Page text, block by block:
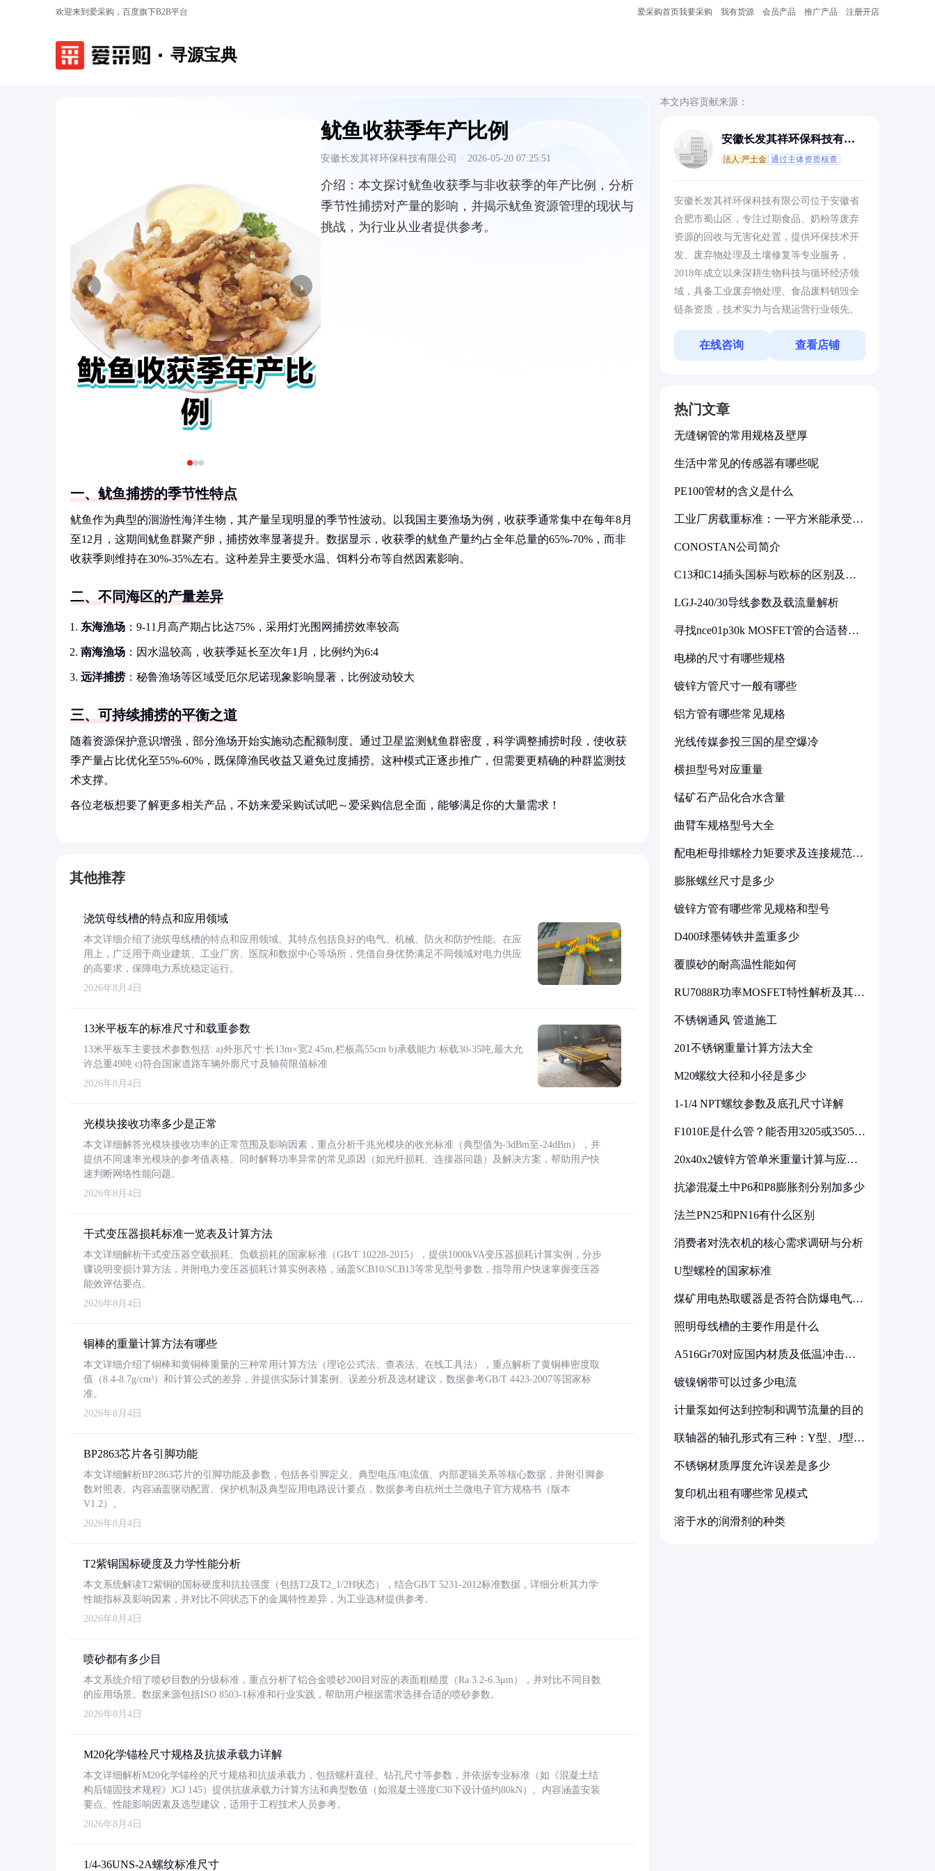
欢迎来到爱采购，百度旗下B2B平台 爱采购首页我要采购 我有货源 会员产品 推广产品 注册开店
寻源宝典
‹ ›
鱿鱼收获季年产比例
安徽长发其祥环保科技有限公司 · 2026-05-20 07:25:51
介绍： 本文探讨鱿鱼收获季与非收获季的年产比例，分析
季节性捕捞对产量的影响，并揭示鱿鱼资源管理的现状与
挑战，为行业从业者提供参考。
一、鱿鱼捕捞的季节性特点
鱿鱼作为典型的洄游性海洋生物，其产量呈现明显的季节性波动。以我国主要渔场为例，收获季通常集中在每年8月
至12月，这期间鱿鱼群聚产卵，捕捞效率显著提升。数据显示，收获季的鱿鱼产量约占全年总量的65%-70%，而非
收获季则维持在30%-35%左右。这种差异主要受水温、饵料分布等自然因素影响。
二、不同海区的产量差异
东海渔场 ：9-11月高产期占比达75%，采用灯光围网捕捞效率较高
南海渔场 ：因水温较高，收获季延长至次年1月，比例约为6:4
远洋捕捞 ：秘鲁渔场等区域受厄尔尼诺现象影响显著，比例波动较大
三、可持续捕捞的平衡之道
随着资源保护意识增强，部分渔场开始实施动态配额制度。通过卫星监测鱿鱼群密度，科学调整捕捞时段，使收获
季产量占比优化至55%-60%，既保障渔民收益又避免过度捕捞。这种模式正逐步推广，但需要更精确的种群监测技
术支撑。
各位老板想要了解更多相关产品，不妨来爱采购试试吧～爱采购信息全面，能够满足你的大量需求！
其他推荐
浇筑母线槽的特点和应用领域
本文详细介绍了浇筑母线槽的特点和应用领域。其特点包括良好的电气、机械、防火和防护性能。在应
用上，广泛用于商业建筑、工业厂房、医院和数据中心等场所，凭借自身优势满足不同领域对电力供应
的高要求，保障电力系统稳定运行。
2026年8月4日
13米平板车的标准尺寸和载重参数
13米平板车主要技术参数包括: a)外形尺寸:长13m×宽2.45m,栏板高55cm b)承载能力:标载30-35吨,最大允
许总重49吨 c)符合国家道路车辆外廓尺寸及轴荷限值标准
2026年8月4日
光模块接收功率多少是正常
本文详细解答光模块接收功率的正常范围及影响因素，重点分析千兆光模块的收光标准（典型值为-3dBm至-24dBm），并
提供不同速率光模块的参考值表格。同时解释功率异常的常见原因（如光纤损耗、连接器问题）及解决方案，帮助用户快
速判断网络性能问题。
2026年8月4日
干式变压器损耗标准一览表及计算方法
本文详细解析干式变压器空载损耗、负载损耗的国家标准（GB/T 10228-2015），提供1000kVA变压器损耗计算实例，分步
骤说明变损计算方法，并附电力变压器损耗计算实例表格，涵盖SCB10/SCB13等常见型号参数，指导用户快速掌握变压器
能效评估要点。
2026年8月4日
铜棒的重量计算方法有哪些
本文详细介绍了铜棒和黄铜棒重量的三种常用计算方法（理论公式法、查表法、在线工具法），重点解析了黄铜棒密度取
值（8.4-8.7g/cm³）和计算公式的差异，并提供实际计算案例、误差分析及选材建议，数据参考GB/T 4423-2007等国家标
准。
2026年8月4日
BP2863芯片各引脚功能
本文详细解析BP2863芯片的引脚功能及参数，包括各引脚定义、典型电压/电流值、内部逻辑关系等核心数据，并附引脚参
数对照表。内容涵盖驱动配置、保护机制及典型应用电路设计要点，数据参考自杭州士兰微电子官方规格书（版本
V1.2）。
2026年8月4日
T2紫铜国标硬度及力学性能分析
本文系统解读T2紫铜的国标硬度和抗拉强度（包括T2及T2_1/2H状态），结合GB/T 5231-2012标准数据，详细分析其力学
性能指标及影响因素，并对比不同状态下的金属特性差异，为工业选材提供参考。
2026年8月4日
喷砂都有多少目
本文系统介绍了喷砂目数的分级标准，重点分析了铝合金喷砂200目对应的表面粗糙度（Ra 3.2-6.3μm），并对比不同目数
的应用场景。数据来源包括ISO 8503-1标准和行业实践，帮助用户根据需求选择合适的喷砂参数。
2026年8月4日
M20化学锚栓尺寸规格及抗拔承载力详解
本文详细解析M20化学锚栓的尺寸规格和抗拔承载力，包括螺杆直径、钻孔尺寸等参数，并依据专业标准（如《混凝土结
构后锚固技术规程》JGJ 145）提供抗拔承载力计算方法和典型数值（如混凝土强度C30下设计值约80kN）。内容涵盖安装
要点、性能影响因素及选型建议，适用于工程技术人员参考。
2026年8月4日
1/4-36UNS-2A螺纹标准尺寸
本文内容贡献来源：
安徽长发其祥环保科技有限
法人:严土金 通过主体资质核查
安徽长发其祥环保科技有限公司位于安徽省
合肥市蜀山区，专注过期食品、奶粉等废弃
资源的回收与无害化处置，提供环保技术开
发、废弃物处理及土壤修复等专业服务，
2018年成立以来深耕生物科技与循环经济领
域，具备工业废弃物处理、食品废料销毁全
链条资质，技术实力与合规运营行业领先。
在线咨询 查看店铺
热门文章
无缝钢管的常用规格及壁厚
生活中常见的传感器有哪些呢
PE100管材的含义是什么
工业厂房载重标准：一平方米能承受多
CONOSTAN公司简介
C13和C14插头国标与欧标的区别及其
LGJ-240/30导线参数及载流量解析
寻找nce01p30k MOSFET管的合适替代
电梯的尺寸有哪些规格
镀锌方管尺寸一般有哪些
铝方管有哪些常见规格
光线传媒参投三国的星空爆冷
横担型号对应重量
锰矿石产品化合水含量
曲臂车规格型号大全
配电柜母排螺栓力矩要求及连接规范详
膨胀螺丝尺寸是多少
镀锌方管有哪些常见规格和型号
D400球墨铸铁井盖重多少
覆膜砂的耐高温性能如何
RU7088R功率MOSFET特性解析及其在
不锈钢通风 管道施工
201不锈钢重量计算方法大全
M20螺纹大径和小径是多少
1-1/4 NPT螺纹参数及底孔尺寸详解
F1010E是什么管？能否用3205或3505代
20x40x2镀锌方管单米重量计算与应用
抗渗混凝土中P6和P8膨胀剂分别加多少
法兰PN25和PN16有什么区别
消费者对洗衣机的核心需求调研与分析
U型螺栓的国家标准
煤矿用电热取暖器是否符合防爆电气设
照明母线槽的主要作用是什么
A516Gr70对应国内材质及低温冲击要
镀镍钢带可以过多少电流
计量泵如何达到控制和调节流量的目的
联轴器的轴孔形式有三种：Y型、J型、
不锈钢材质厚度允许误差是多少
复印机出租有哪些常见模式
溶于水的润滑剂的种类